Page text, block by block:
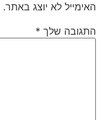
האימייל לא יוצג באתר.
התגובה שלך *